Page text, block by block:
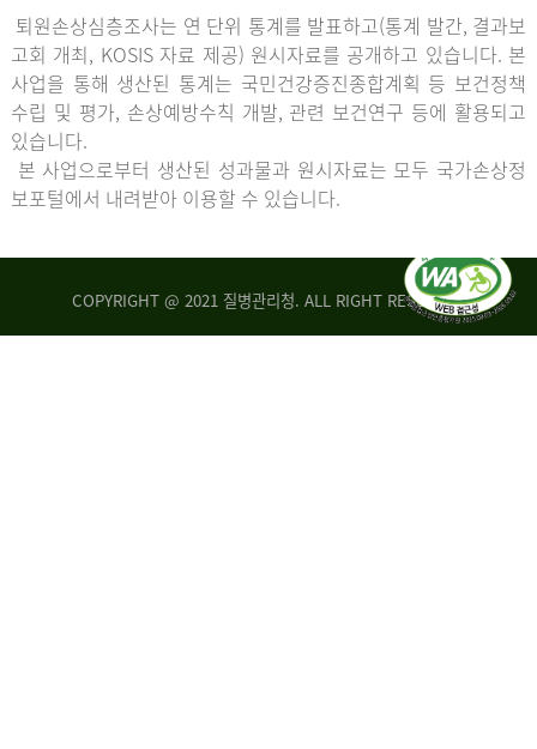
퇴원손상심층조사는 연 단위 통계를 발표하고(통계 발간, 결과보
고회 개최, KOSIS 자료 제공) 원시자료를 공개하고 있습니다. 본
사업을 통해 생산된 통계는 국민건강증진종합계획 등 보건정책
수립 및 평가, 손상예방수칙 개발, 관련 보건연구 등에 활용되고
있습니다.
본 사업으로부터 생산된 성과물과 원시자료는 모두 국가손상정
보포털에서 내려받아 이용할 수 있습니다.
COPYRIGHT @ 2021 질병관리청. ALL RIGHT RESERVED